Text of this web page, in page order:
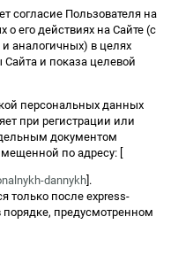
согласие Пользователя на
о его действиях на Сайте (с
аналогичных) в целях
и показа целевой
персональных данных
при регистрации или
документом
по адресу: [
dannykh ].
только после express-
порядке, предусмотренном